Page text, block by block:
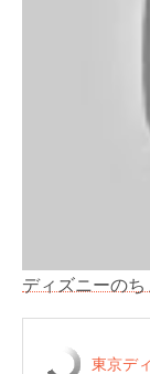
ディズニーのち
東京デ